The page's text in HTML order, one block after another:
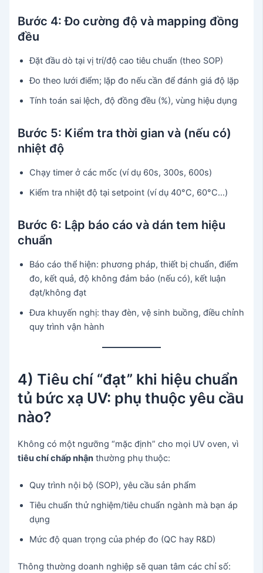
Bước 4: Đo cường độ và mapping đồng
đều
Đặt đầu dò tại vị trí/độ cao tiêu chuẩn (theo SOP)
Đo theo lưới điểm; lặp đo nếu cần để đánh giá độ lặp
Tính toán sai lệch, độ đồng đều (%), vùng hiệu dụng
Bước 5: Kiểm tra thời gian và (nếu có)
nhiệt độ
Chạy timer ở các mốc (ví dụ 60s, 300s, 600s)
Kiểm tra nhiệt độ tại setpoint (ví dụ 40°C, 60°C…)
Bước 6: Lập báo cáo và dán tem hiệu
chuẩn
Báo cáo thể hiện: phương pháp, thiết bị chuẩn, điểm
đo, kết quả, độ không đảm bảo (nếu có), kết luận
đạt/không đạt
Đưa khuyến nghị: thay đèn, vệ sinh buồng, điều chỉnh
quy trình vận hành
4) Tiêu chí “đạt” khi hiệu chuẩn
tủ bức xạ UV: phụ thuộc yêu cầu
nào?
Không có một ngưỡng “mặc định” cho mọi UV oven, vì
tiêu chí chấp nhận thường phụ thuộc:
Quy trình nội bộ (SOP), yêu cầu sản phẩm
Tiêu chuẩn thử nghiệm/tiêu chuẩn ngành mà bạn áp
dụng
Mức độ quan trọng của phép đo (QC hay R&D)
Thông thường doanh nghiệp sẽ quan tâm các chỉ số: